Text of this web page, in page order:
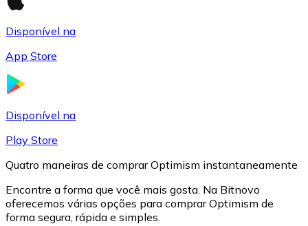
Disponível na
App Store
Disponível na
Play Store
Quatro maneiras de comprar Optimism instantaneamente
Encontre a forma que você mais gosta. Na Bitnovo
oferecemos várias opções para comprar Optimism de
forma segura, rápida e simples.